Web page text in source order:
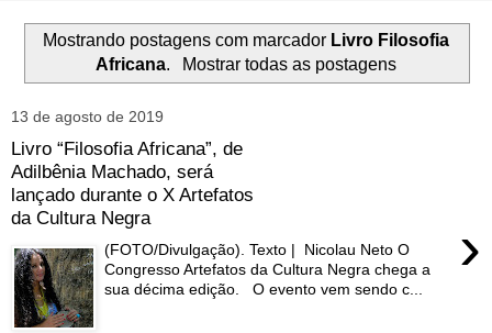
Mostrando postagens com marcador Livro Filosofia
Africana. Mostrar todas as postagens
13 de agosto de 2019
Livro “Filosofia Africana”, de
Adilbênia Machado, será
lançado durante o X Artefatos
da Cultura Negra
›
(FOTO/Divulgação). Texto | Nicolau Neto O
Congresso Artefatos da Cultura Negra chega a
sua décima edição. O evento vem sendo c...